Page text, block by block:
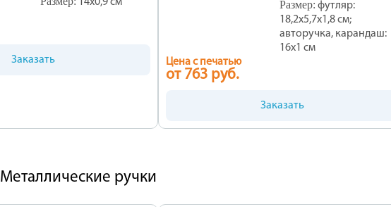
Заказать
Размер: футляр:
18,2х5,7х1,8 см;
авторучка, карандаш:
16х1 см
Цена с печатью
от 763 руб.
Заказать
Металлические ручки